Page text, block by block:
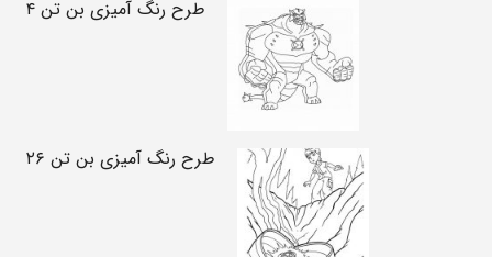
طرح رنگ آمیزی بن تن ۴
طرح رنگ آمیزی بن تن ۲۶